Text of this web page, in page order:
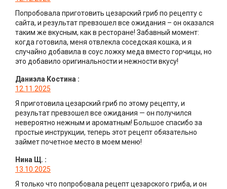
Попробовала приготовить цезарский гриб по рецепту с
сайта, и результат превзошел все ожидания – он оказался
таким же вкусным, как в ресторане! Забавный момент:
когда готовила, меня отвлекла соседская кошка, и я
случайно добавила в соус ложку меда вместо горчицы, но
это добавило оригинальности и нежности вкусу!
Даниэла Костина :
12.11.2025
Я приготовила цезарский гриб по этому рецепту, и
результат превзошел все ожидания — он получился
невероятно нежным и ароматным! Большое спасибо за
простые инструкции, теперь этот рецепт обязательно
займет почетное место в моем меню!
Нина Щ. :
13.10.2025
Я только что попробовала рецепт цезарского гриба, и он